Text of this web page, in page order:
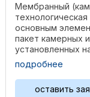
Мембранный
основным
пакет камерных
установленных
каналы для ...
подробнее
оставить